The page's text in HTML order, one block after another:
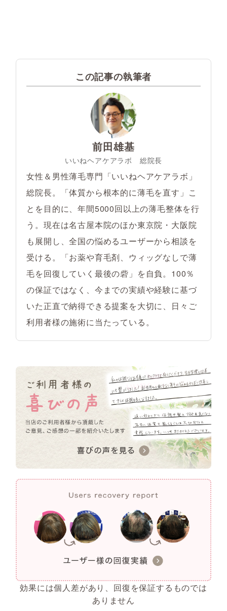
この記事の執筆者
前田雄基
いいねヘアケアラボ 総院長
女性＆男性薄毛専門「いいねヘアケアラボ」
総院長。「体質から根本的に薄毛を直す」こ
とを目的に、年間5000回以上の薄毛整体を行
う。現在は名古屋本院のほか東京院・大阪院
も展開し、全国の悩めるユーザーから相談を
受ける。「お薬や育毛剤、ウィッグなしで薄
毛を回復していく最後の砦」を自負。100％
の保証ではなく、今までの実績や経験に基づ
いた正直で納得できる提案を大切に、日々ご
利用者様の施術に当たっている。
効果には個人差があり、回復を保証するものでは
ありません